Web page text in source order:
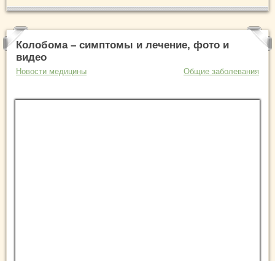
Колобома – симптомы и лечение, фото и
видео
Новости медицины Общие заболевания